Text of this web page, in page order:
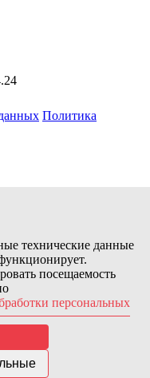
Политика
защищены
с поставками из-за
технические данные
посещаемость
персональных